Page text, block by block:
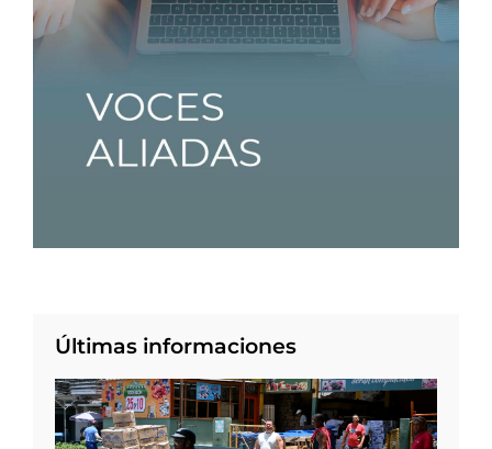
Últimas informaciones